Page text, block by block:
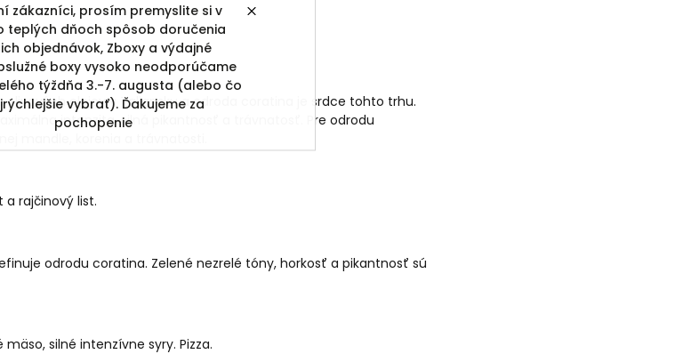
zákazníci, prosím premyslite si v
teplých dňoch spôsob doručenia
objednávok, Zboxy a výdajné
boxy vysoko neodporúčame
týždňa 3.-7. augusta (alebo čo
vybrať). Ďakujeme za
pochopenie
olivových olejov v Taliansku a odroda coratina je srdce tohto trhu.
intenzita, silná pikantnosť a trávnatosť. Pre odrodu
mandle, korenia a trávnatosti.
a rajčinový list.
odrodu coratina. Zelené nezrelé tóny, horkosť a pikantnosť sú
silné intenzívne syry. Pizza.